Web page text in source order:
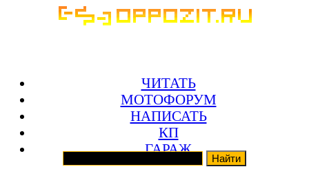
ЧИТАТЬ
МОТОФОРУМ
НАПИСАТЬ
КП
ГАРАЖ